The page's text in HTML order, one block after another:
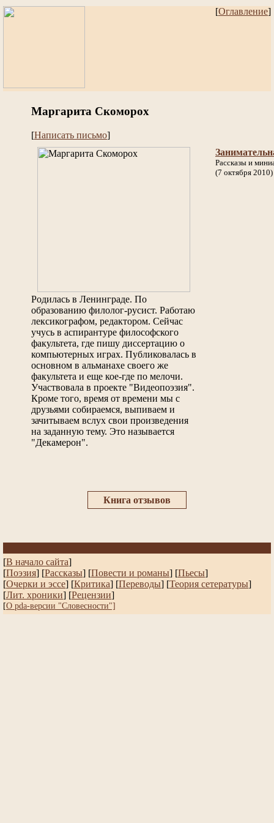
[Оглавление]
Маргарита Скоморох
[Написать письмо]
Родилась в Ленинграде. По
образованию филолог-русист. Работаю
лексикографом, редактором. Сейчас
учусь в аспирантуре философского
факультета, где пишу диссертацию о
компьютерных играх. Публиковалась в
основном в альманахе своего же
факультета и еще кое-где по мелочи.
Участвовала в проекте "Видеопоэзия".
Кроме того, время от времени мы с
друзьями собираемся, выпиваем и
зачитываем вслух свои произведения
на заданную тему. Это называется
"Декамерон".
Рассказы и
(7 октября 2010)
Книга отзывов
[В начало сайта]
[Поэзия] [Рассказы] [Повести и романы] [Пьесы]
[Очерки и эссе] [Критика] [Переводы] [Теория сетературы]
[Лит. хроники] [Рецензии]
[О pda-версии "Словесности"]